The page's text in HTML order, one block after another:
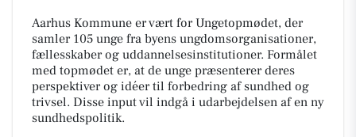
Aarhus Kommune er vært for Ungetopmødet, der
samler 105 unge fra byens ungdomsorganisationer,
fællesskaber og uddannelsesinstitutioner. Formålet
med topmødet er, at de unge præsenterer deres
perspektiver og idéer til forbedring af sundhed og
trivsel. Disse input vil indgå i udarbejdelsen af en ny
sundhedspolitik.